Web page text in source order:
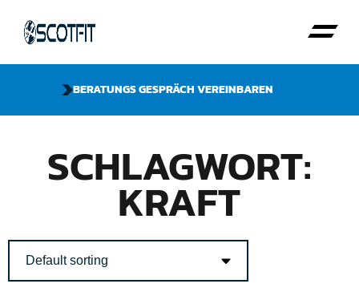
BERATUNGS GESPRÄCH VEREINBAREN
SCHLAGWORT:
KRAFT